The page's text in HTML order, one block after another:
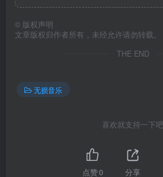
© 版权声明
文章版权归作者所有，未经允许请勿转载。
THE END
无损音乐
喜欢就支持一下吧
点赞0 分享